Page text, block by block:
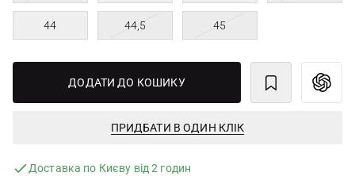
44 44,5 45
ДОДАТИ ДО КОШИКУ
ПРИДБАТИ В ОДИН КЛІК
Доставка по Києву від 2 годин